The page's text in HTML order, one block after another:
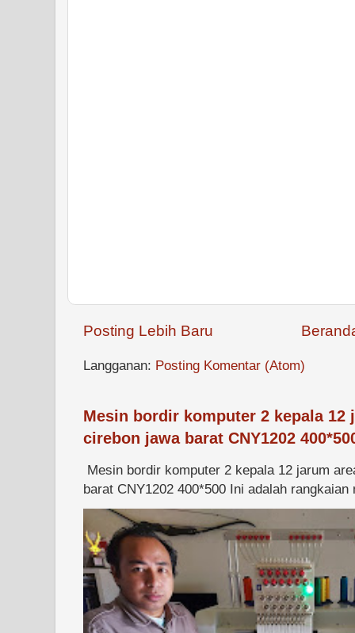
Posting Lebih Baru
Langganan: Posting Komentar (Atom)
Mesin bordir komputer 2 kepala 12
cirebon jawa barat CNY1202
Mesin bordir komputer 2 kepala 12 jarum
barat CNY1202 400*500 Ini adalah